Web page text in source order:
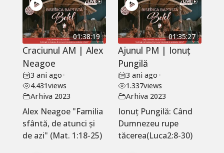
01:38:19
Craciunul AM | Alex
Neagoe
3 ani ago•
4.431views
Arhiva 2023
Alex Neagoe "Familia
sfântă, de atunci și
de azi" (Mat. 1:18-25)
01:35:27
Ajunul PM | Ionuț
Pungilă
3 ani ago •
1.337views
Arhiva 2023
Ionuț Pungilă: Când
Dumnezeu rupe
tăcerea(Luca2:8-30)